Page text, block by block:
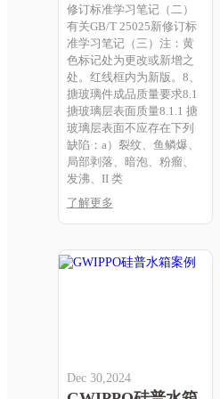
修订标准学习笔记（二）
有关GB/T 25025新修订标
准学习笔记（三）注：黄
色标记处为更改或新增之
处。红线框内为新版。8、
搪玻璃件成品质量要求8.1
搪玻璃层表面质量8.1.1 搪
玻璃层表面不应存在下列
缺陷：a）裂纹、鱼鳞爆、
局部剥落、暗泡、粉瘤、
发沸、II 类
了解更多
Dec 30,2024